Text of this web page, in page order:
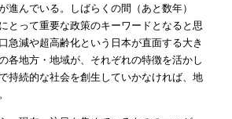
進んでいる。しばらくの間（あと数年）
とって重要な政策のキーワードとなると思
急減や超高齢化という日本が直面する大き
各地方・地域が、それぞれの特徴を活かし
持続的な社会を創生していかなければ、地